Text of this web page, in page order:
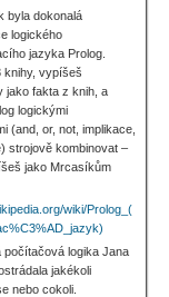
byla dokonalá
logického
jazyka Prolog.
knihy, vypíšeš
jako fakta z knih, a
logickými
(and, or, not, implikace,
strojově kombinovat –
jako Mrcasíkům
wiki/Prolog_(
počítačová logika Jana
jakékoli
nebo cokoli.